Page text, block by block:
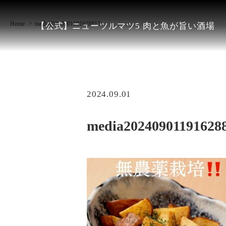
【公式】ニューツルマツ5 肉と魚が旨い酒場
Home media20240901191628813
2024.09.01